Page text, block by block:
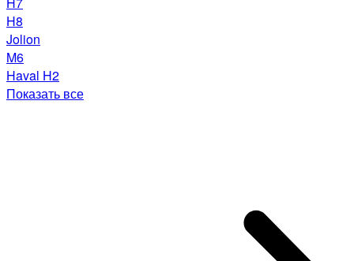
H8
Jolion
M6
Haval H2
Показать все